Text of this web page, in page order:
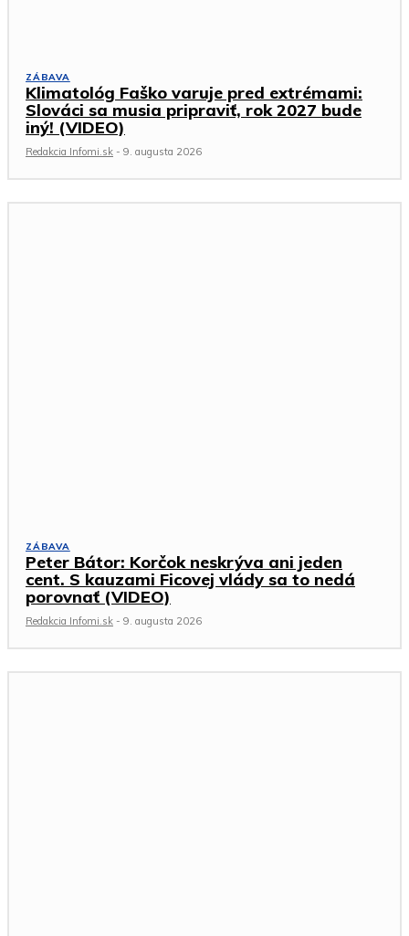
ZÁBAVA
Klimatológ Faško varuje pred extrémami:
Slováci sa musia pripraviť, rok 2027 bude
iný! (VIDEO)
Redakcia Infomi.sk - 9. augusta 2026
ZÁBAVA
Peter Bátor: Korčok neskrýva ani jeden
cent. S kauzami Ficovej vlády sa to nedá
porovnať (VIDEO)
Redakcia Infomi.sk - 9. augusta 2026